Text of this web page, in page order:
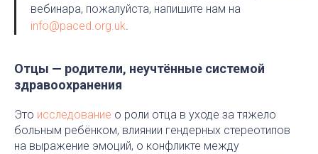
вебинара, пожалуйста, напишите нам на
info@paced.org.uk.
Отцы — родители, неучтённые системой
здравоохранения
Это исследование о роли отца в уходе за тяжело
больным ребёнком, влиянии гендерных стереотипов
на выражение эмоций, о конфликте между